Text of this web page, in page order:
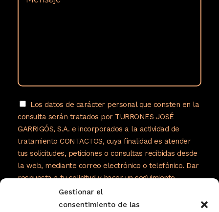
Gestionar el
consentimiento de las
Los datos de carácter personal que consten en la
consulta serán tratados por TURRONES JOSÉ
GARRIGÓS, S.A. e incorporados a la actividad de
tratamiento CONTACTOS, cuya finalidad es atender
tus solicitudes, peticiones o consultas recibidas desde
la web, mediante correo electrónico o telefónico. Dar
respuesta a tu solicitud y hacer un seguimiento
posterior. La legitimación del tratamiento es tu
consentimiento. Tus datos no serán cedidos a